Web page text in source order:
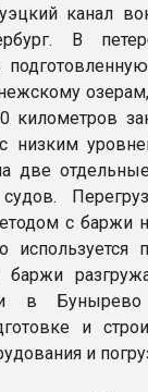
канал
В
километров
низким
две
с баржи
в Бунырево
и
и